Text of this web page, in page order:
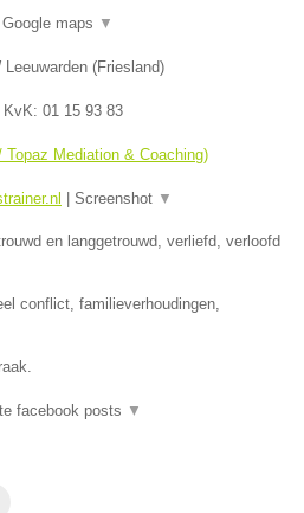
Google maps ▼
Leeuwarden (Friesland)
KvK: 01 15 93 83
Topaz Mediation & Coaching)
Screenshot ▼
en langgetrouwd, verliefd, verloofd
conflict, familieverhoudingen,
facebook posts ▼